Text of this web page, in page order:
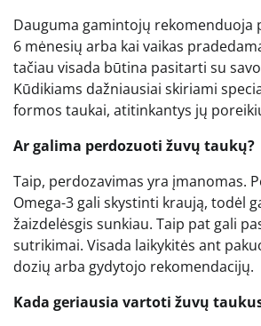
Dauguma gamintojų rekomenduoja
6 mėnesių arba kai vaikas
tačiau visada būtina pasitarti su
Kūdikiams dažniausiai skiriami
formos taukai, atitinkantys jų
Ar galima perdozuoti žuvų taukų?
Taip, perdozavimas yra įmanomas.
Omega-3 gali skystinti kraują, todėl
žaizdelėsgis sunkiau. Taip pat gali
sutrikimai. Visada laikykitės ant
dozių arba gydytojo rekomendacijų.
Kada geriausia vartoti žuvų